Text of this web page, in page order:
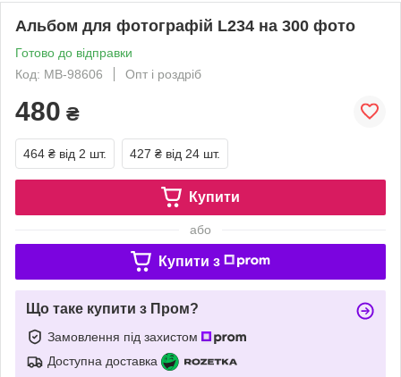
Альбом для фотографій L234 на 300 фото
Готово до відправки
Код: MB-98606
Опт і роздріб
480 ₴
464 ₴ від 2 шт. 427 ₴ від 24 шт.
Купити
або
Купити з
Що таке купити з Пром?
Замовлення під захистом
Доступна доставка